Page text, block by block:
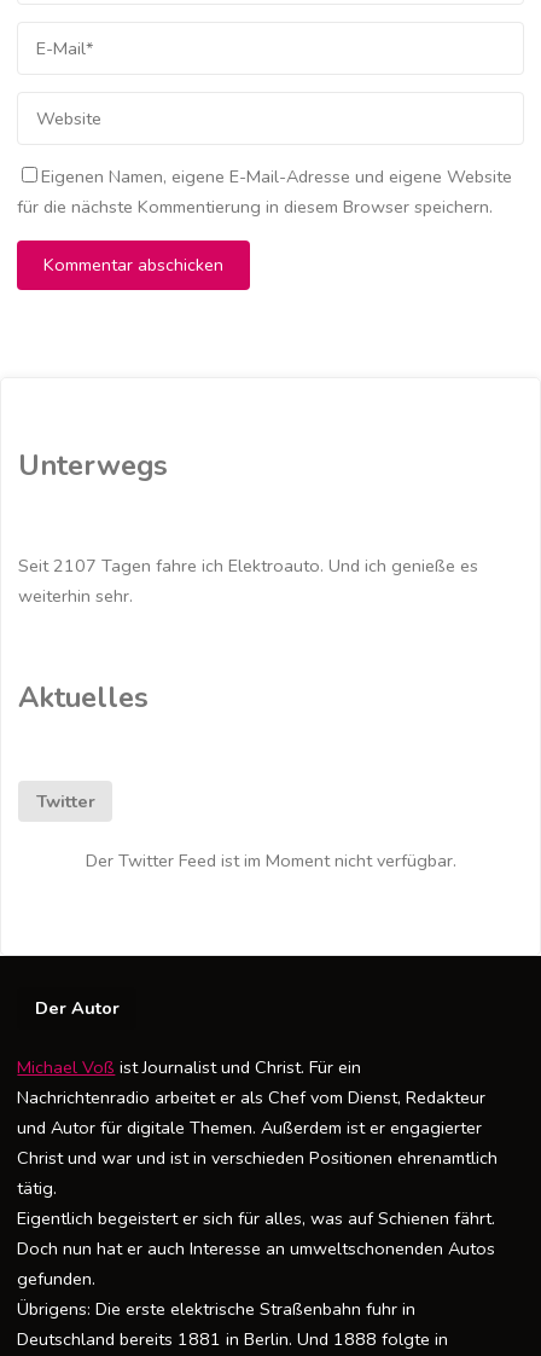
Eigenen Namen, eigene E-Mail-Adresse und eigene Website
für die nächste Kommentierung in diesem Browser speichern.
Unterwegs
Seit 2107 Tagen fahre ich Elektroauto. Und ich genieße es
weiterhin sehr.
Aktuelles
Twitter
Der Twitter Feed ist im Moment nicht verfügbar.
Der Autor
Michael Voß ist Journalist und Christ. Für ein
Nachrichtenradio arbeitet er als Chef vom Dienst, Redakteur
und Autor für digitale Themen. Außerdem ist er engagierter
Christ und war und ist in verschieden Positionen ehrenamtlich
tätig.
Eigentlich begeistert er sich für alles, was auf Schienen fährt.
Doch nun hat er auch Interesse an umweltschonenden Autos
gefunden.
Übrigens: Die erste elektrische Straßenbahn fuhr in
Deutschland bereits 1881 in Berlin. Und 1888 folgte in